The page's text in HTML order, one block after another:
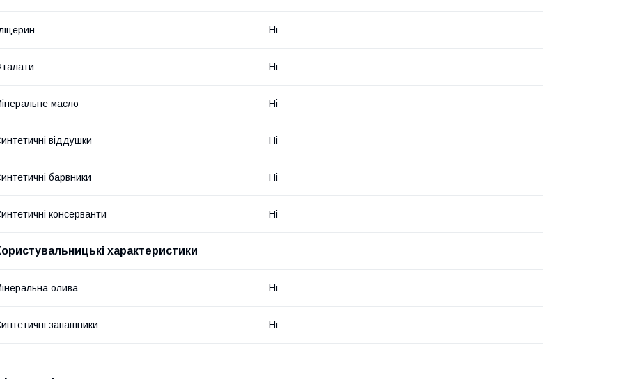
Ні
Ні
масло Ні
віддушки Ні
барвники Ні
консерванти Ні
характеристики
олива Ні
запашники Ні